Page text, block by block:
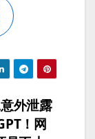
外泄露
！网